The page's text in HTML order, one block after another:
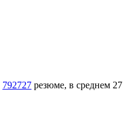
792727 резюме, в среднем 27